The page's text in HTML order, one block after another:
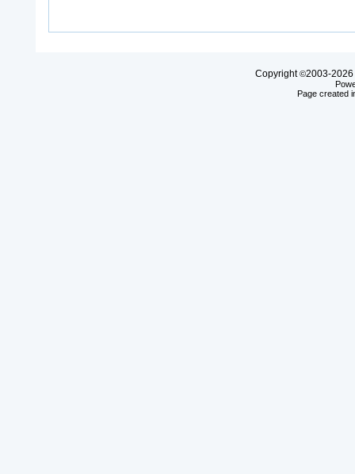
Copyright©2003-2026
Page created